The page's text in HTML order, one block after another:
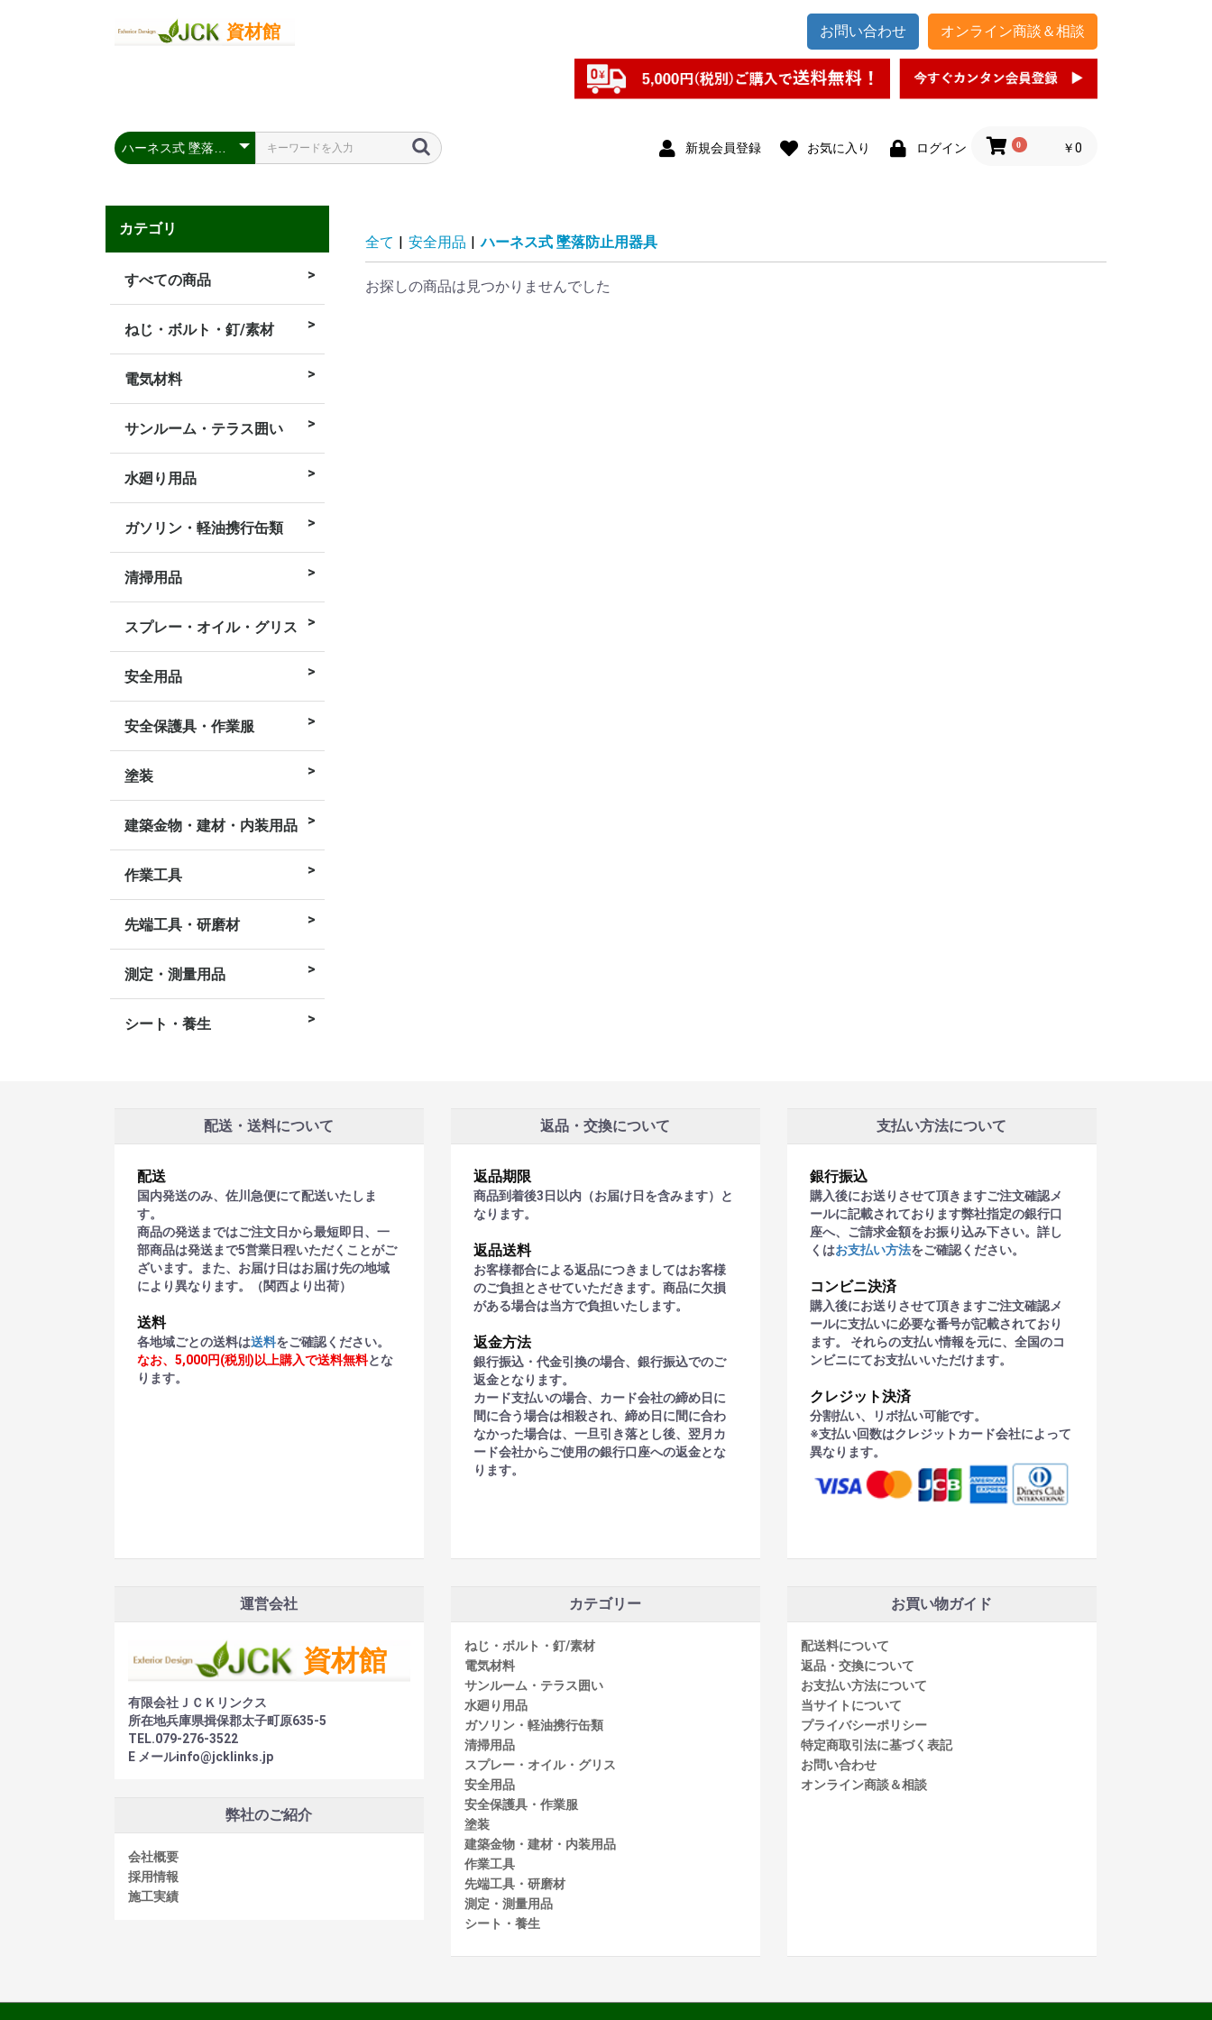
お問い合わせ オンライン商談＆相談
新規会員登録 お気に入り ログイン 0 ￥0
カテゴリ
すべての商品
ねじ・ボルト・釘/素材 ねじ
釘
コンクリート用アンカ
電気材料
充電式類
LED類
延長コード類
ケーブルストリッパー
絶縁被覆端子類
ボックス類
通線類
ボードアンカー類
ビス類
パテ類
結束類
TV類
ステップル類
圧着類
ハサミ金具類
ブレーカー類
コンセント類
CD管類
VE管類
電線類
PF管
サンルーム・テラス囲い 躯体式バルコニー屋根
テラス屋根 壁付納ま
水廻り用品
ガソリン・軽油携行缶類
清掃用品 バケツ
スプレー・オイル・グリス
安全用品 コーン用品
バリケード
ロープ・コード類
トラック・物流用品
ライト
ハーネス式 墜落防止
防災・防犯用品
安全保護具・作業服 作業服
手袋・靴下
安全保護具
マスク
小物類
塗装 スプレー
塗料
接着剤・補修材
刷毛
建築金物・建材・内装用品 内装用品
建築金物
作業工具 皮スキ
レンチ・ラチェットレ
スコップ・剣スコ
スコップ・角スコ
ハンマー
鋸
バール
鏝、左官用品
ドライバー
ニッパー・ペンチ・プ
カッター
先端工具・研磨材 研磨材
草刈り用
切断
セーバーソー・レシプ
電動ドリル用ソケット
ドライバー・ビット付
作業工具
六角軸ドリル
切削工具
測定・測量用品 筆記用具
マーキング用品
水糸
スケール
巻尺
測量用具
シート・養生 その他テープ
マスカー
ブルーシート
養生テープ
シート類
全て 安全用品 ハーネス式 墜落防止用器具
お探しの商品は見つかりませんでした
配送・送料について
配送
国内発送のみ、佐川急便にて配送いたしま
す。
商品の発送まではご注文日から最短即日、一
部商品は発送まで5営業日程いただくことがご
ざいます。また、お届け日はお届け先の地域
により異なります。（関西より出荷）
送料
各地域ごとの送料は送料をご確認ください。
なお、5,000円(税別)以上購入で送料無料とな
ります。
返品・交換について
返品期限
商品到着後3日以内（お届け日を含みます）と
なります。
返品送料
お客様都合による返品につきましてはお客様
のご負担とさせていただきます。商品に欠損
がある場合は当方で負担いたします。
返金方法
銀行振込・代金引換の場合、銀行振込でのご
返金となります。
カード支払いの場合、カード会社の締め日に
間に合う場合は相殺され、締め日に間に合わ
なかった場合は、一旦引き落とし後、翌月カ
ード会社からご使用の銀行口座への返金とな
ります。
支払い方法について
銀行振込
購入後にお送りさせて頂きますご注文確認メ
ールに記載されております弊社指定の銀行口
座へ、ご請求金額をお振り込み下さい。詳し
くはお支払い方法をご確認ください。
コンビニ決済
購入後にお送りさせて頂きますご注文確認メ
ールに支払いに必要な番号が記載されており
ます。 それらの支払い情報を元に、全国のコ
ンビニにてお支払いいただけます。
クレジット決済
分割払い、リボ払い可能です。
※支払い回数はクレジットカード会社によって
異なります。
運営会社
有限会社ＪＣＫリンクス
所在地兵庫県揖保郡太子町原635-5
TEL.079-276-3522
E メールinfo@jcklinks.jp
弊社のご紹介
会社概要
採用情報
施工実績
カテゴリー
ねじ・ボルト・釘/素材
電気材料
サンルーム・テラス囲い
水廻り用品
ガソリン・軽油携行缶類
清掃用品
スプレー・オイル・グリス
安全用品
安全保護具・作業服
塗装
建築金物・建材・内装用品
作業工具
先端工具・研磨材
測定・測量用品
シート・養生
お買い物ガイド
配送料について
返品・交換について
お支払い方法について
当サイトについて
プライバシーポリシー
特定商取引法に基づく表記
お問い合わせ
オンライン商談＆相談